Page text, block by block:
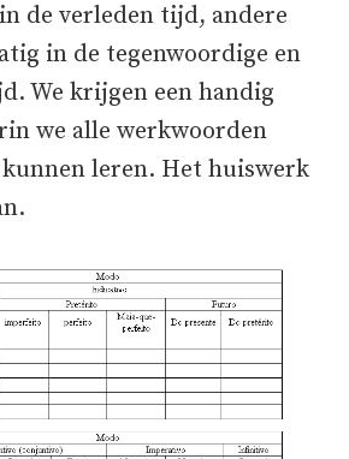
de verleden tijd, andere
in de tegenwoordige en
We krijgen een handig
we alle werkwoorden
leren. Het huiswerk